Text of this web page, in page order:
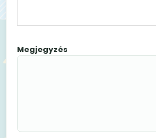
Megjegyzés